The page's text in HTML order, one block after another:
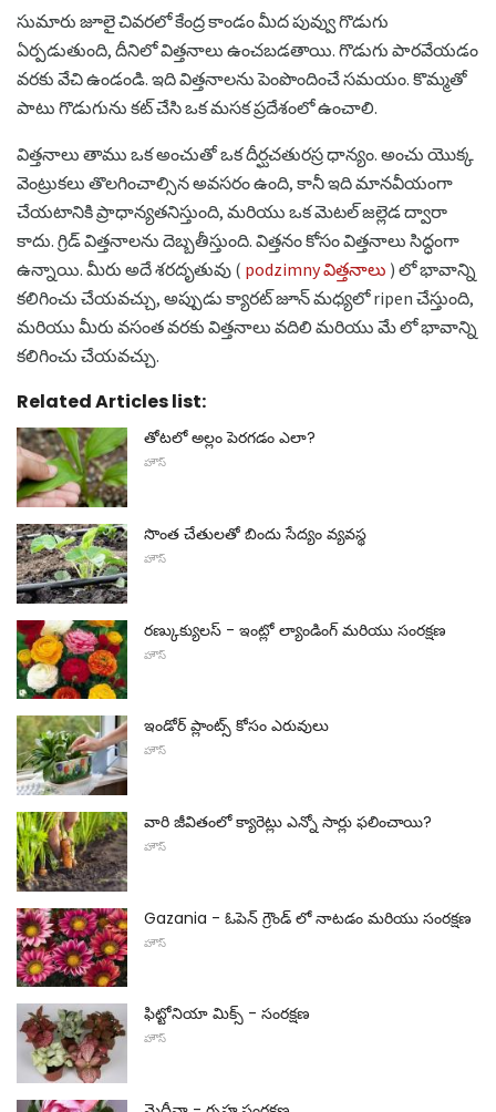
సుమారు జూలై చివరలో కేంద్ర కాండం మీద పువ్వు గొడుగు
ఏర్పడుతుంది, దీనిలో విత్తనాలు ఉంచబడతాయి. గొడుగు పారవేయడం
వరకు వేచి ఉండండి. ఇది విత్తనాలను పెంపొందించే సమయం. కొమ్మతో
పాటు గొడుగును కట్ చేసి ఒక మసక ప్రదేశంలో ఉంచాలి.
విత్తనాలు తాము ఒక అంచుతో ఒక దీర్ఘచతురస్ర ధాన్యం. అంచు యొక్క
వెంట్రుకలు తొలగించాల్సిన అవసరం ఉంది, కానీ ఇది మానవీయంగా
చేయటానికి ప్రాధాన్యతనిస్తుంది, మరియు ఒక మెటల్ జల్లెడ ద్వారా
కాదు. గ్రిడ్ విత్తనాలను దెబ్బతీస్తుంది. విత్తనం కోసం విత్తనాలు సిద్ధంగా
ఉన్నాయి. మీరు అదే శరదృతువు ( podzimny విత్తనాలు ) లో భావాన్ని
కలిగించు చేయవచ్చు, అప్పుడు క్యారట్ జూన్ మధ్యలో ripen చేస్తుంది,
మరియు మీరు వసంత వరకు విత్తనాలు వదిలి మరియు మే లో భావాన్ని
కలిగించు చేయవచ్చు.
Related Articles list:
తోటలో అల్లం పెరగడం ఎలా?
హౌస్
సొంత చేతులతో బిందు సేద్యం వ్యవస్థ
హౌస్
రణ్కుక్యులస్ - ఇంట్లో ల్యాండింగ్ మరియు సంరక్షణ
హౌస్
ఇండోర్ ప్లాంట్స్ కోసం ఎరువులు
హౌస్
వారి జీవితంలో క్యారెట్లు ఎన్నో సార్లు ఫలించాయి?
హౌస్
Gazania - ఓపెన్ గ్రౌండ్ లో నాటడం మరియు సంరక్షణ
హౌస్
ఫిట్టోనియా మిక్స్ - సంరక్షణ
హౌస్